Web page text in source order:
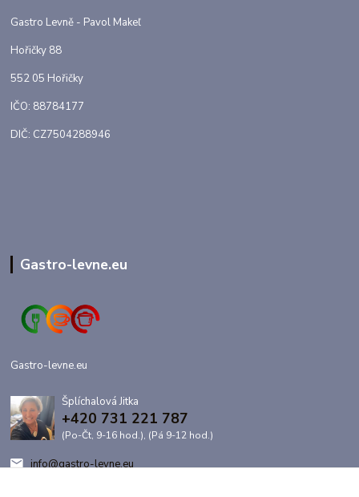
Gastro Levně - Pavol Makeľ
Hořičky 88
552 05 Hořičky
IČO: 88784177
DIČ: CZ7504288946
Gastro-levne.eu
Gastro-levne.eu
Šplíchalová Jitka
+420 731 221 787
(Po-Čt, 9-16 hod.), (Pá 9-12 hod.)
info@gastro-levne.eu